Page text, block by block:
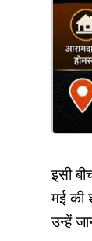
इसी
मई की
उन्हें